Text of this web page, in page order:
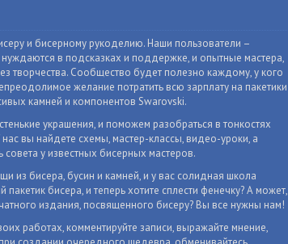
и бисерному рукоделию. Наши пользователи –
в подсказках и поддержке, и опытные мастера,
творчества. Сообщество будет полезно каждому, у кого
желание потратить всю зарплату на пакетики
камней и компонентов Swarovski.
украшения, и поможем разобраться в тонкостях
вы найдете схемы, мастер-классы, видео-уроки, а
у известных бисерных мастеров.
из бисера, бусин и камней, и у вас солидная школа
бисера, и теперь хотите сплести фенечку? А может,
издания, посвященного бисеру? Вы все нужны нам!
работах, комментируйте записи, выражайте мнение,